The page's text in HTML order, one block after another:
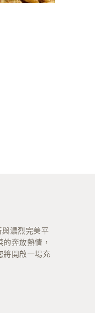
濃烈完美平
奔放熱情，
將開啟一場充